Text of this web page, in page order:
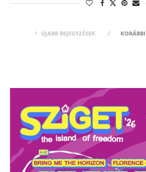
ÚJABB BEJEGYZÉSEK KORÁBBI